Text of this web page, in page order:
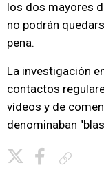
los dos mayores
no podrán
pena.
La investigación
contactos
vídeos y de
denominaban